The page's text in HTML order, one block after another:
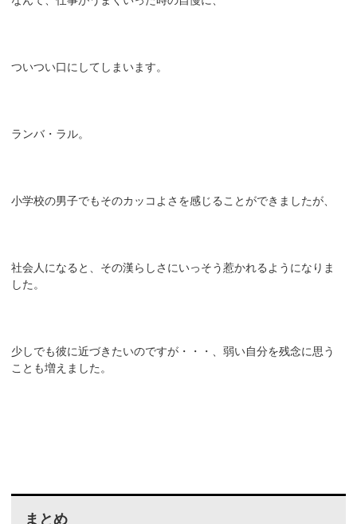
ついつい口にしてしまいます。
ランバ・ラル。
小学校の男子でもそのカッコよさを感じることができましたが、
社会人になると、その漢らしさにいっそう惹かれるようになりま
した。
少しでも彼に近づきたいのですが・・・、弱い自分を残念に思う
ことも増えました。
まとめ